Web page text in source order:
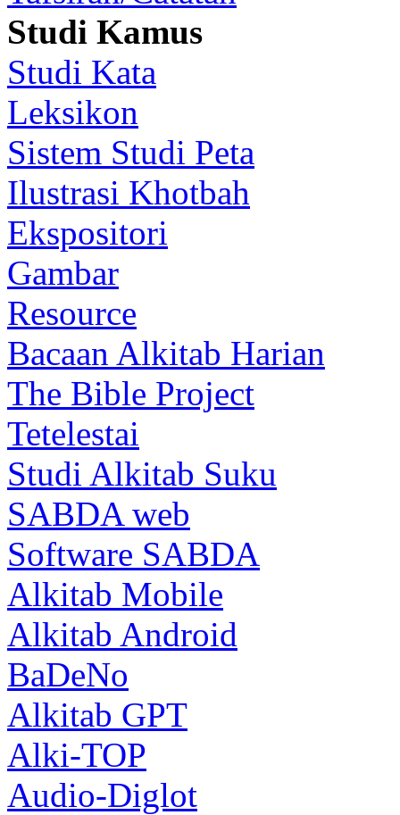
Studi Kamus
Studi Kata
Leksikon
Sistem Studi Peta
Ilustrasi Khotbah
Ekspositori
Gambar
Resource
Bacaan Alkitab Harian
The Bible Project
Tetelestai
Studi Alkitab Suku
SABDA web
Software SABDA
Alkitab Mobile
Alkitab Android
BaDeNo
Alkitab GPT
Alki-TOP
Audio-Diglot